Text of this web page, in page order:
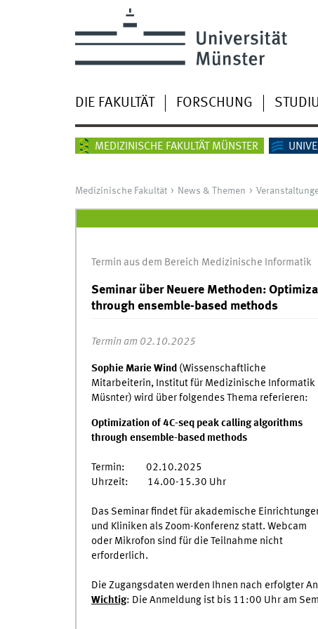
DIE FAKULTÄT FORSCHUNG
MEDIZINISCHE FAKULTÄT MÜNSTER
Medizinische Fakultät News & Themen
Termin aus dem Bereich Medizinische Informatik
Seminar über Neuere Methoden:
through ensemble-based methods
Termin am 02.10.2025
Sophie Marie Wind (Wissenschaftliche
Mitarbeiterin, Institut für Medizinische Informatik
Müsnter) wird über folgendes Thema referieren:
Optimization of 4C-seq peak calling algorithms
through ensemble-based methods
Termin: 02.10.2025
Uhrzeit: 14.00-15.30 Uhr
Das Seminar findet für akademische
und Kliniken als Zoom-Konferenz statt. Webcam
oder Mikrofon sind für die Teilnahme nicht
erforderlich.
Die Zugangsdaten werden Ihnen nach erfolgter
Wichtig: Die Anmeldung ist bis 11:00 Uhr am